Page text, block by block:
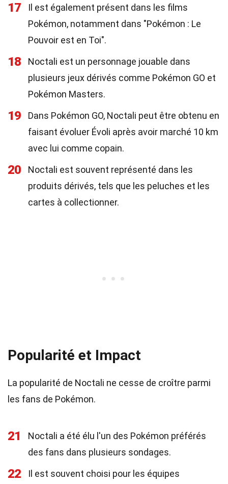
17
Il est également présent dans les films
Pokémon, notamment dans "Pokémon : Le
Pouvoir est en Toi".
18
Noctali est un personnage jouable dans
plusieurs jeux dérivés comme Pokémon GO et
Pokémon Masters.
19
Dans Pokémon GO, Noctali peut être obtenu en
faisant évoluer Évoli après avoir marché 10 km
avec lui comme copain.
20
Noctali est souvent représenté dans les
produits dérivés, tels que les peluches et les
cartes à collectionner.
Popularité et Impact
La popularité de Noctali ne cesse de croître parmi
les fans de Pokémon.
21
Noctali a été élu l'un des Pokémon préférés
des fans dans plusieurs sondages.
22
Il est souvent choisi pour les équipes